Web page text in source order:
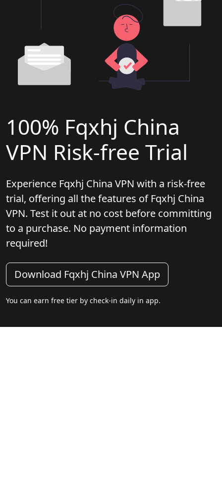
100% Fqxhj China
VPN Risk-free Trial
Experience Fqxhj China VPN with a risk-free
trial, offering all the features of Fqxhj China
VPN. Test it out at no cost before committing
to a purchase. No payment information
required!
Download Fqxhj China VPN App
You can earn free tier by check-in daily in app.